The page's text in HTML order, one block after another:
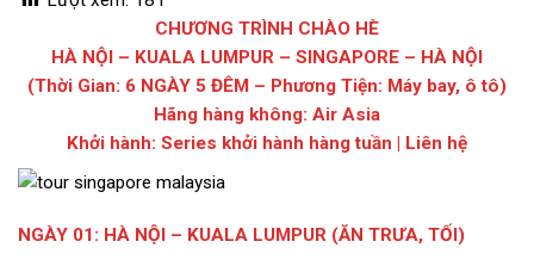
CHƯƠNG TRÌNH CHÀO HÈ
HÀ NỘI – KUALA LUMPUR – SINGAPORE – HÀ NỘI
(Thời Gian: 6 NGÀY 5 ĐÊM – Phương Tiện: Máy bay, ô tô)
Hãng hàng không: Air Asia
Khởi hành: Series khởi hành hàng tuần | Liên hệ
NGÀY 01: HÀ NỘI – KUALA LUMPUR (ĂN TRƯA, TỐI)